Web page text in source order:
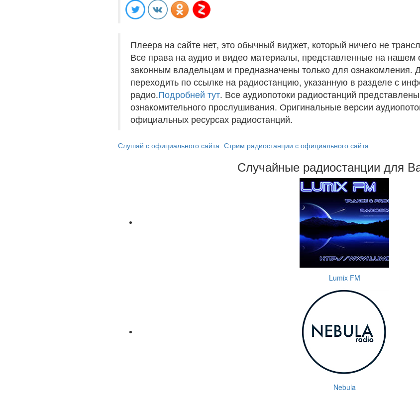
Плеера на сайте нет, это обычный виджет, который ничего не
Все права на аудио и видео материалы, представленные на нашем
законным владельцам и предназначены только для ознакомления.
переходить по ссылке на радиостанцию, указанную в разделе с
радио.Подробней тут. Все аудиопотоки радиостанций
ознакомительного прослушивания. Оригинальные версии
официальных ресурсах радиостанций.
Слушай с официального сайта Стрим радиостанции с официального сайта
Случайные радиостанции для
Lumix FM
Nebula